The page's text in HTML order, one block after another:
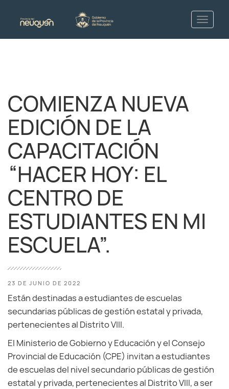
COMIENZA NUEVA
EDICIÓN DE LA
CAPACITACIÓN
“HACER HOY: EL
CENTRO DE
ESTUDIANTES EN MI
ESCUELA”.
23 DE JUNIO DE 2022
Están destinadas a estudiantes de escuelas
secundarias públicas de gestión estatal y privada,
pertenecientes al Distrito VIII.
El Ministerio de Gobierno y Educación y el Consejo
Provincial de Educación (CPE) invitan a estudiantes
de escuelas del nivel secundario públicas de gestión
estatal y privada, pertenecientes al Distrito VIII, a ser